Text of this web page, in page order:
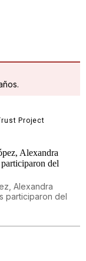
Alexandra
participaron del